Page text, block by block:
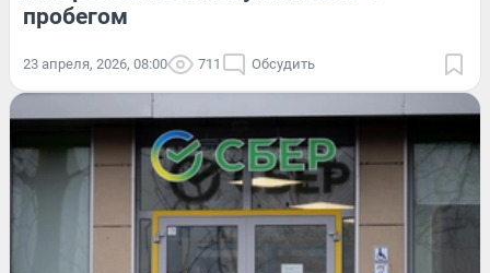
пробегом
23 апреля, 2026, 08:00 711 Обсудить